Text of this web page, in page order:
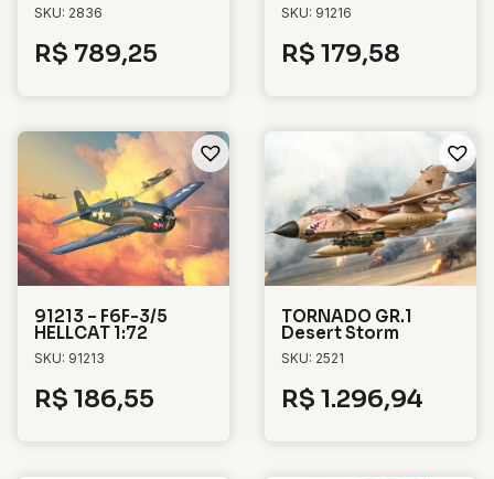
SKU: 2836
R$ 789,25
SKU: 91216
R$ 179,58
91213 – F6F-3/5
HELLCAT 1:72
SKU: 91213
R$ 186,55
TORNADO GR.1
Desert Storm
SKU: 2521
R$ 1.296,94